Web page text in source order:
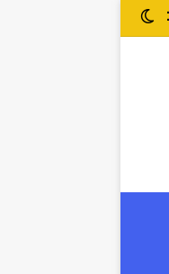
مقال عشوائي
الوضع المظلم